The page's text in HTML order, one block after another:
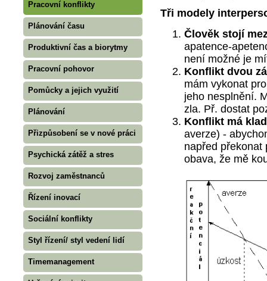
Pracovní konflikty
Plánování času
Produktivní čas a biorytmy
Pracovní pohovor
Pomůcky a jejich využití
Plánování
Přizpůsobení se v nové práci
Psychická zátěž a stres
Rozvoj zaměstnanců
Řízení inovací
Sociální konflikty
Styl řízení/ styl vedení lidí
Timemanagement
Tři modely
Člověk stojí
apatence-
není možné je
Konflikt dvou
mám vykonat
jeho nesplnění.
zla. Př. dostat
Konflikt má
averze) -
napřed překonat
obava, že mě